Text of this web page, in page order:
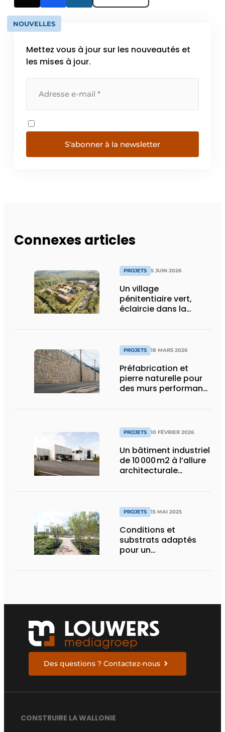
NOUVELLES
Mettez vous à jour sur les nouveautés et
les mises à jour.
S'abonner à la newsletter
Connexes articles
PROJETS 5 JUIN 2026
Un village
pénitentiaire vert,
éclaircie dans la
PROJETS 18 MARS 2026
Préfabrication et
pierre naturelle pour
des murs performants
PROJETS 10 FÉVRIER 2026
Un bâtiment industriel
de 10 000 m2 à l’allure
architecturale
PROJETS 15 MAI 2025
Conditions et
substrats adaptés
pour un
Des questions ? Contactez-nous
CONSTRUIRE LA WALLONIE